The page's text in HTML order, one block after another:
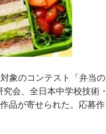
象のコンテスト「弁当の
会、全日本中学校技術・
品が寄せられた。応募作